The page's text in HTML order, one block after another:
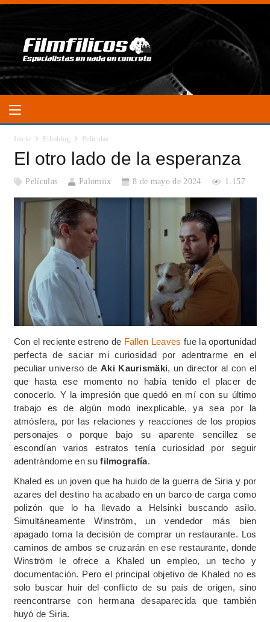
Inicio Filmblog Películas
El otro lado de la esperanza
Películas Palomiix 8 de mayo de 2024 1.157
Con el reciente estreno de Fallen Leaves fue la oportunidad
perfecta de saciar mi curiosidad por adentrarme en el
peculiar universo de Aki Kaurismäki, un director al con el
que hasta ese momento no había tenido el placer de
conocerlo. Y la impresión que quedó en mí con su último
trabajo es de algún modo inexplicable, ya sea por la
atmósfera, por las relaciones y reacciones de los propios
personajes o porque bajo su aparente sencillez se
escondían varios estratos tenía curiosidad por seguir
adentrándome en sufilmografía.
Khaled es un joven que ha huido de la guerra de Siria y por
azares del destino ha acabado en un barco de carga como
polizón que lo ha llevado a Helsinki buscando asilo.
Simultáneamente Winström, un vendedor más bien
apagado toma la decisión de comprar un restaurante. Los
caminos de ambos se cruzarán en ese restaurante, donde
Winström le ofrece a Khaled un empleo, un techo y
documentación. Pero el principal objetivo de Khaled no es
solo buscar huir del conflicto de su país de origen, sino
reencontrarse con hermana desaparecida que también
huyó de Siria.